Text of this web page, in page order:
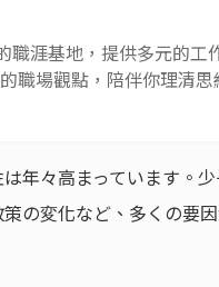
涯基地，提供多元的工
職場觀點，陪伴你理清
年々高まっています。
の変化など、多くの要